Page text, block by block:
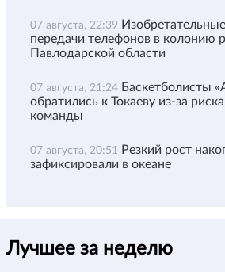
07 августа, 22:39
передачи телефонов в колонию
Павлодарской области
07 августа, 21:24 Баскетболисты
обратились к Токаеву из-за
команды
07 августа, 20:51 Резкий рост
зафиксировали в океане
Лучшее за неделю